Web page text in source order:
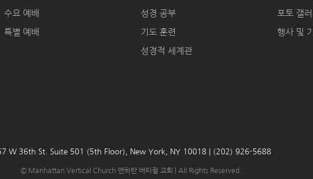
수요 예배
특별 예배
성경 공부
기도 훈련
성경적 세계관
포토 갤러
행사 및
W 36th St. Suite 501 (5th Floor), New York, NY 10018 | (202) 926-5688
© Manhattan Vertical Church 맨하탄 버티컬 교회 | All Rights Reserved.